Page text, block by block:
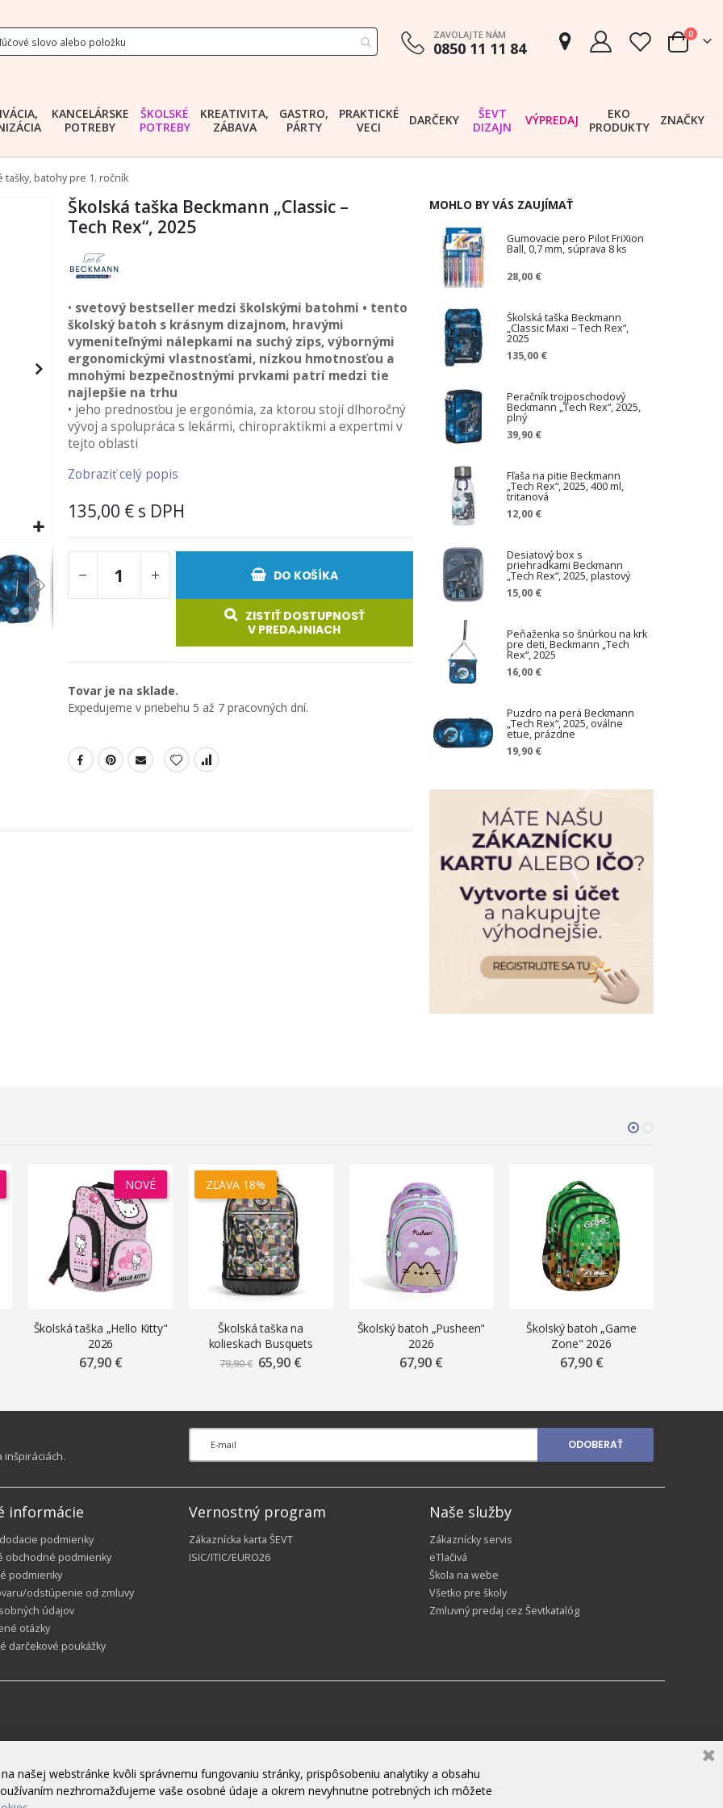
ZAVOLAJTE NÁM
0850 11 11 84 Cart
0
KANCELÁRSKE
POTREBY
ŠKOLSKÉ
POTREBY
KREATIVITA,
ZÁBAVA
GASTRO,
PÁRTY
PRAKTICKÉ
VECI
DARČEKY
ŠEVT
DIZAJN
VÝPREDAJ
EKO
PRODUKTY
ZNAČKY
tašky, batohy pre 1. ročník
Školská taška Beckmann „Classic –
Tech Rex“, 2025
• svetový bestseller medzi školskými batohmi • tento
školský batoh s krásnym dizajnom, hravými
vymeniteľnými nálepkami na suchý zips, výbornými
ergonomickými vlastnosťami, nízkou hmotnosťou a
mnohými bezpečnostnými prvkami patrí medzi tie
najlepšie na trhu
• jeho prednosťou je ergonómia, za ktorou stojí dlhoročný
vývoj a spolupráca s lekármi, chiropraktikmi a expertmi v
tejto oblasti
Zobraziť celý popis
135,00 €
DO KOŠÍKA
ZISTIŤ DOSTUPNOSŤ
V PREDAJNIACH
Tovar je na sklade.
Expedujeme v priebehu 5 až 7 pracovných dní.
MOHLO BY VÁS ZAUJÍMAŤ
Gumovacie pero Pilot FriXion
Ball, 0,7 mm, súprava 8 ks
28,00 €
Školská taška Beckmann
„Classic Maxi – Tech Rex“,
2025
135,00 €
Peračník trojposchodový
Beckmann „Tech Rex“, 2025,
plný
39,90 €
Fľaša na pitie Beckmann
„Tech Rex“, 2025, 400 ml,
tritanová
12,00 €
Desiatový box s
priehradkami Beckmann
„Tech Rex“, 2025, plastový
15,00 €
Peňaženka so šnúrkou na krk
pre deti, Beckmann „Tech
Rex“, 2025
16,00 €
Puzdro na perá Beckmann
„Tech Rex“, 2025, oválne
etue, prázdne
19,90 €
NOVÉ
Školská taška „Hello Kitty"
2026
67,90 €
ZĽAVA 18%
Školská taška na
kolieskach Busquets
trolley „Reverse“
79,90 € Znížená
cena
65,90 €
Školský batoh „Pusheen"
2026
67,90 €
Školský batoh „Game
Zone" 2026
67,90 €
ODOBERAŤ
informácie
podmienky
obchodné podmienky
podmienky
odstúpenie od zmluvy
údajov
otázky
darčekové poukážky
Vernostný program
Zákaznícka karta ŠEVT
ISIC/ITIC/EURO26
Naše služby
Zákaznícky servis
eTlačivá
Škola na webe
Všetko pre školy
Zmluvný predaj cez Ševtkatalóg
našej webstránke kvôli správnemu fungovaniu stránky, prispôsobeniu analytiky a obsahu
nezhromažďujeme vaše osobné údaje a okrem nevyhnutne potrebných ich môžete